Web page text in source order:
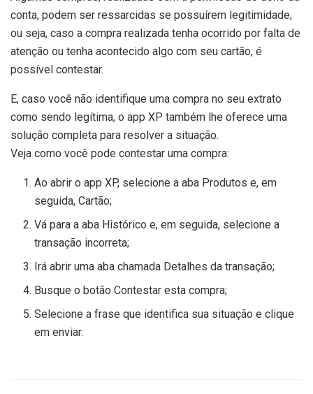
conta, podem ser ressarcidas se possuírem legitimidade,
ou seja, caso a compra realizada tenha ocorrido por falta de
atenção ou tenha acontecido algo com seu cartão, é
possível contestar.
E, caso você não identifique uma compra no seu extrato
como sendo legítima, o app XP também lhe oferece uma
solução completa para resolver a situação.
Veja como você pode contestar uma compra:
Ao abrir o app XP, selecione a aba Produtos e, em
seguida, Cartão;
Vá para a aba Histórico e, em seguida, selecione a
transação incorreta;
Irá abrir uma aba chamada Detalhes da transação;
Busque o botão Contestar esta compra;
Selecione a frase que identifica sua situação e clique
em enviar.